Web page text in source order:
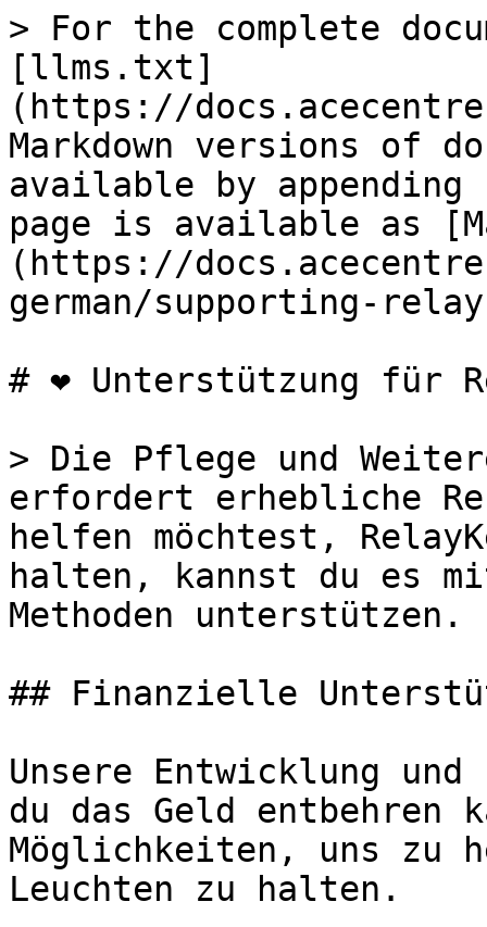
> For the complete
[llms.txt]
(https://
Markdown versions of
available by
page is available as
(https://
german/supporting-
# ❤️ Unterstützung für
> Die Pflege und
erfordert erhebliche
helfen möchtest,
halten, kannst du es
Methoden unterstützen.
## Finanzielle
Unsere Entwicklung und
du das Geld entbehren
Möglichkeiten, uns zu
Leuchten zu halten.